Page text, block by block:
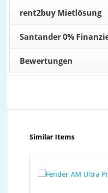
rent2buy Mietlösung
Santander 0%
Bewertungen
Produktgalerie
Similar Items